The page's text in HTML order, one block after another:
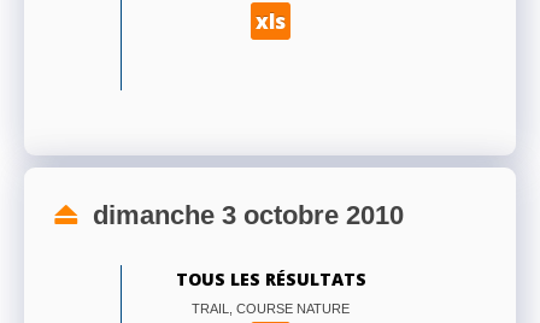
xls
dimanche 3 octobre 2010
TOUS LES RÉSULTATS
TRAIL, COURSE NATURE